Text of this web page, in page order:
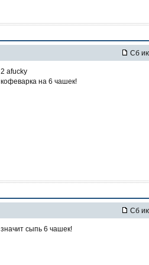
Сб
2 afucky
кофеварка на 6 чашек!
Сб
значит сыпь 6 чашек!